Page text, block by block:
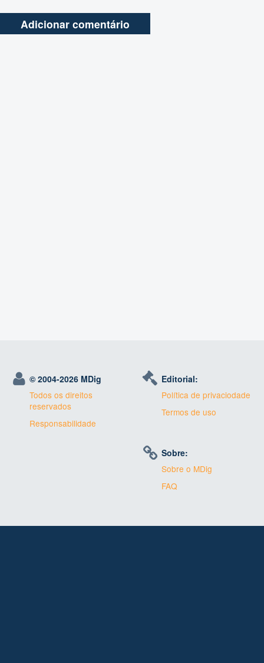
© 2004-2026 MDig
Todos os direitos
reservados
Responsabilidade
Editorial:
Política de privaciodade
Termos de uso
Sobre:
Sobre o MDig
FAQ